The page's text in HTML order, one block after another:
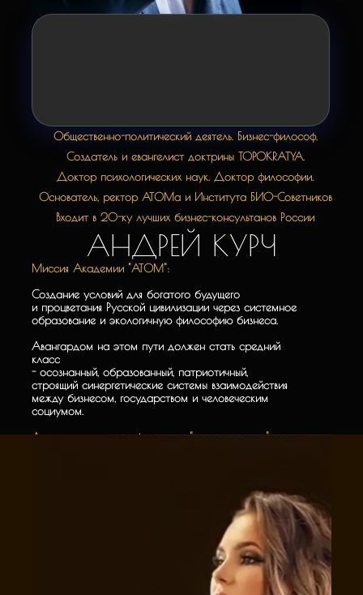
Общественно-политический деятель. Бизнес-философ.
Создатель и евангелист доктрины TOPOKRATYA.
Доктор психологических наук. Доктор философии.
Основатель, ректор АТОМа и Института БИО-Советников
Входит в 20-ку лучших бизнес-консультанов России
АНДРЕЙ КУРЧ
Миссия Академии "АТОМ":
Создание условий для богатого будущего
и процветания Русской цивилизации через системное
образование и экологичную философию бизнеса.
Авангардом на этом пути должен стать средний
класс
- осознанный, образованный, патриотичный,
строящий синергетические системы взаимодействия
между бизнесом, государством и человеческим
социумом.
Люди- это новая нефть, новое"черное золото"
управленцы, обладающие новаторскими цифровыми
методами менеджмента, визионерским взглядом на
Автор программ